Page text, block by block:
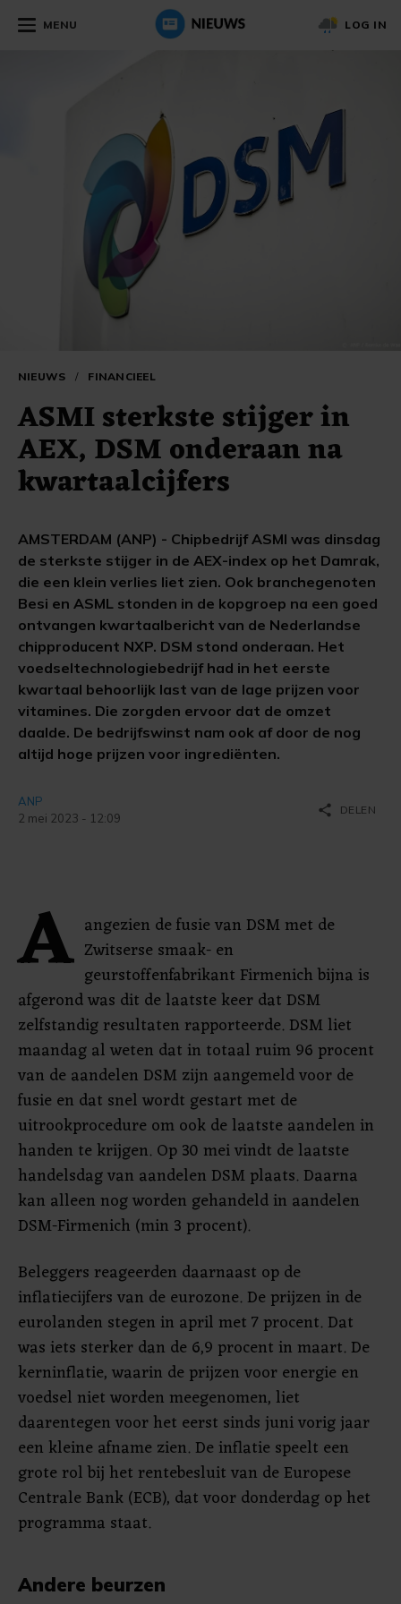
MENU LOG IN
NIEUWS / FINANCIEEL
ASMI sterkste stijger in
AEX, DSM onderaan na
kwartaalcijfers
AMSTERDAM (ANP) - Chipbedrijf ASMI was dinsdag
de sterkste stijger in de AEX-index op het Damrak,
die een klein verlies liet zien. Ook branchegenoten
Besi en ASML stonden in de kopgroep na een goed
ontvangen kwartaalbericht van de Nederlandse
chipproducent NXP. DSM stond onderaan. Het
voedseltechnologiebedrijf had in het eerste
kwartaal behoorlijk last van de lage prijzen voor
vitamines. Die zorgden ervoor dat de omzet
daalde. De bedrijfswinst nam ook af door de nog
altijd hoge prijzen voor ingrediënten.
ANP
2 mei 2023 - 12:09
share DELEN
A angezien de fusie van DSM met de
Zwitserse smaak- en
geurstoffenfabrikant Firmenich bijna is
afgerond was dit de laatste keer dat DSM
zelfstandig resultaten rapporteerde. DSM liet
maandag al weten dat in totaal ruim 96 procent
van de aandelen DSM zijn aangemeld voor de
fusie en dat snel wordt gestart met de
uitrookprocedure om ook de laatste aandelen in
handen te krijgen. Op 30 mei vindt de laatste
handelsdag van aandelen DSM plaats. Daarna
kan alleen nog worden gehandeld in aandelen
DSM-Firmenich (min 3 procent).
Beleggers reageerden daarnaast op de
inflatiecijfers van de eurozone. De prijzen in de
eurolanden stegen in april met 7 procent. Dat
was iets sterker dan de 6,9 procent in maart. De
kerninflatie, waarin de prijzen voor energie en
voedsel niet worden meegenomen, liet
daarentegen voor het eerst sinds juni vorig jaar
een kleine afname zien. De inflatie speelt een
grote rol bij het rentebesluit van de Europese
Centrale Bank (ECB), dat voor donderdag op het
programma staat.
Andere beurzen